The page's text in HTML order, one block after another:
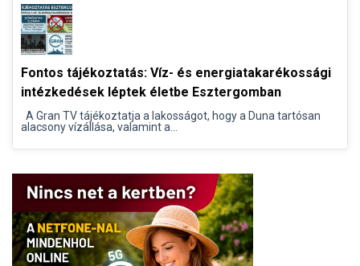
Fontos tájékoztatás: Víz- és energiatakarékossági
intézkedések léptek életbe Esztergomban
A Gran TV tájékoztatja a lakosságot, hogy a Duna tartósan
alacsony vízállása, valamint a...